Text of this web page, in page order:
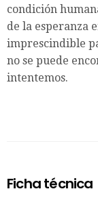
condición
de la esperanza
imprescindible
no se puede
intentemos.
Ficha técnica